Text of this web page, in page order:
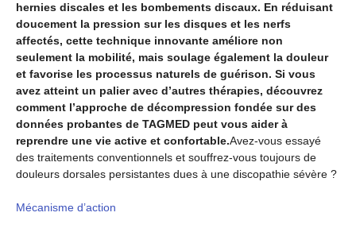
hernies discales et les bombements discaux. En réduisant
doucement la pression sur les disques et les nerfs
affectés, cette technique innovante améliore non
seulement la mobilité, mais soulage également la douleur
et favorise les processus naturels de guérison. Si vous
avez atteint un palier avec d’autres thérapies, découvrez
comment l’approche de décompression fondée sur des
données probantes de TAGMED peut vous aider à
reprendre une vie active et confortable.Avez-vous essayé
des traitements conventionnels et souffrez-vous toujours de
douleurs dorsales persistantes dues à une discopathie sévère ?
Mécanisme d’action